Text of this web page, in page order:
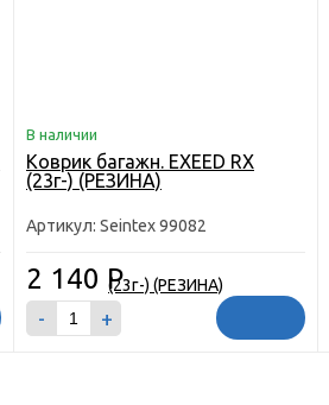
В наличии
Коврик багажн. EXEED RX
(23г-) (РЕЗИНА)
Артикул: Seintex 99082
2 140 Р
- +